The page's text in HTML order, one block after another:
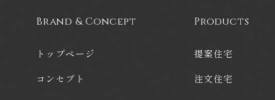
Brand & Concept
トップページ
コンセプト
Products
提案住宅
注文住宅